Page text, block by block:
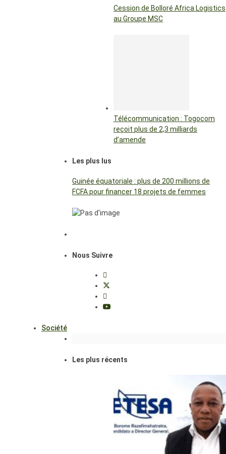
Cession de Bolloré Africa Logistics
au Groupe MSC
Télécommunication : Togocom
reçoit plus de 2,3 milliards
d’amende
Les plus lus
Guinée équatoriale : plus de 200 millions de
FCFA pour financer 18 projets de femmes
Nous Suivre
Société
Les plus récents